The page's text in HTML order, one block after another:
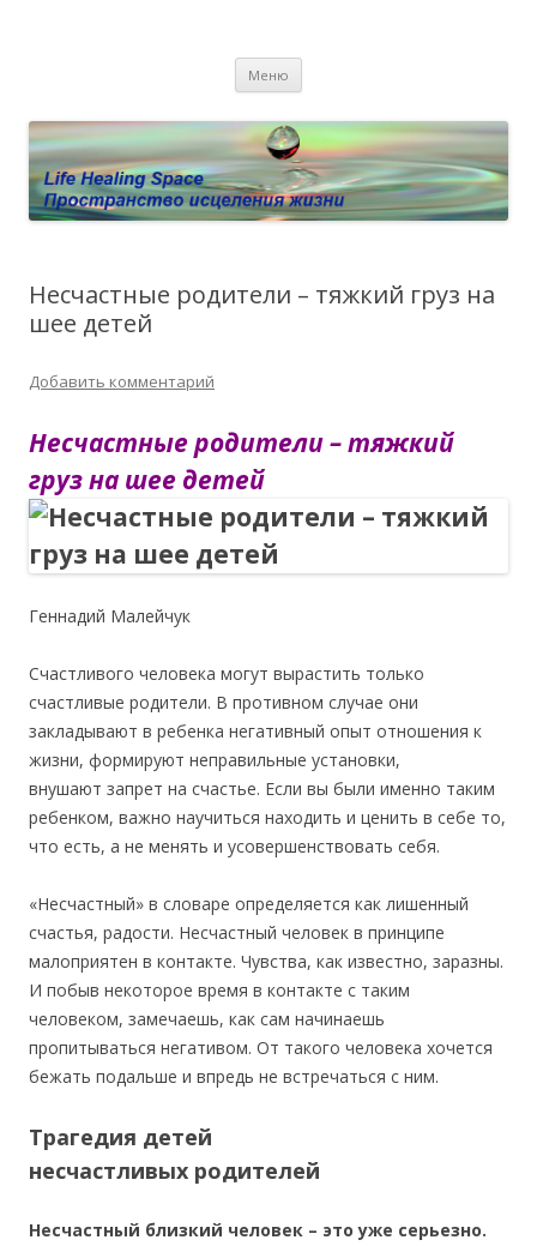
Личный сайт Елены Барымовой
исцелении воспоминанием и ренкарнационике. Услуги.
Меню
Несчастные родители – тяжкий груз на
шее детей
Добавить комментарий
Несчастные родители – тяжкий
груз на шее детей
Геннадий Малейчук
Счастливого человека могут вырастить только
счастливые родители. В противном случае они
закладывают в ребенка негативный опыт отношения к
жизни, формируют неправильные установки,
внушают запрет на счастье. Если вы были именно таким
ребенком, важно научиться находить и ценить в себе то,
что есть, а не менять и усовершенствовать себя.
«Несчастный» в словаре определяется как лишенный
счастья, радости. Несчастный человек в принципе
малоприятен в контакте. Чувства, как известно, заразны.
И побыв некоторое время в контакте с таким
человеком, замечаешь, как сам начинаешь
пропитываться негативом. От такого человека хочется
бежать подальше и впредь не встречаться с ним.
Трагедия детей
несчастливых родителей
Несчастный близкий человек – это уже серьезно.